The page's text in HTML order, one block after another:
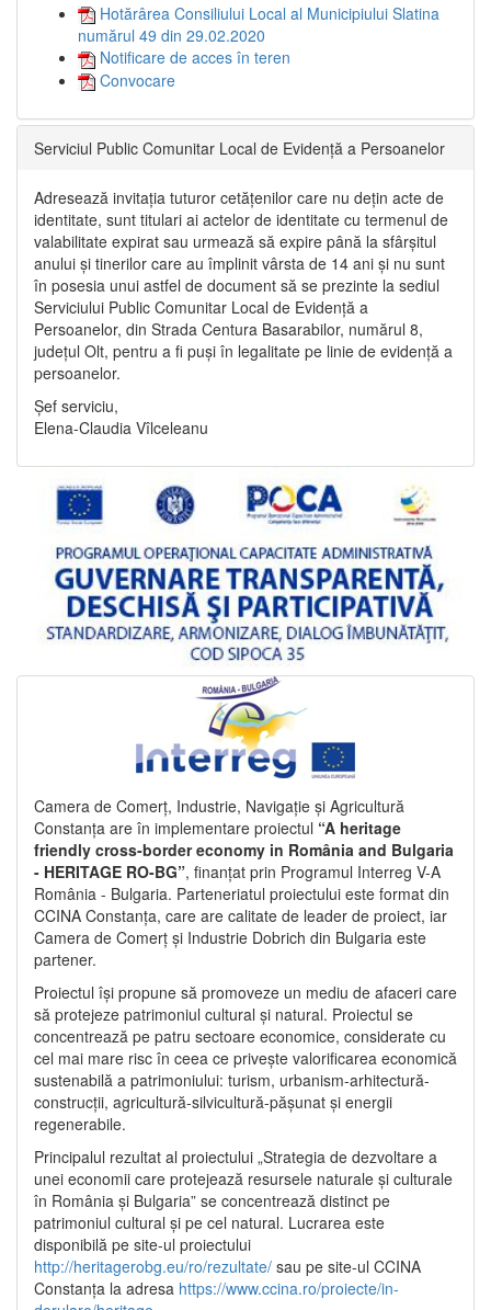
Hotărârea Consiliului Local al Municipiului Slatina
numărul 49 din 29.02.2020
Notificare de acces în teren
Convocare
Serviciul Public Comunitar Local de Evidență a Persoanelor
Adresează invitația tuturor cetățenilor care nu dețin acte de
identitate, sunt titulari ai actelor de identitate cu termenul de
valabilitate expirat sau urmează să expire până la sfârșitul
anului și tinerilor care au împlinit vârsta de 14 ani și nu sunt
în posesia unui astfel de document să se prezinte la sediul
Serviciului Public Comunitar Local de Evidență a
Persoanelor, din Strada Centura Basarabilor, numărul 8,
județul Olt, pentru a fi puși în legalitate pe linie de evidență a
persoanelor.
Șef serviciu,
Elena-Claudia Vîlceleanu
Camera de Comerț, Industrie, Navigație și Agricultură
Constanța are în implementare proiectul “A heritage
friendly cross-border economy in România and Bulgaria
- HERITAGE RO-BG”, finanțat prin Programul Interreg V-A
România - Bulgaria. Parteneriatul proiectului este format din
CCINA Constanța, care are calitate de leader de proiect, iar
Camera de Comerț și Industrie Dobrich din Bulgaria este
partener.
Proiectul își propune să promoveze un mediu de afaceri care
să protejeze patrimoniul cultural și natural. Proiectul se
concentrează pe patru sectoare economice, considerate cu
cel mai mare risc în ceea ce privește valorificarea economică
sustenabilă a patrimoniului: turism, urbanism-arhitectură-
construcții, agricultură-silvicultură-pășunat și energii
regenerabile.
Principalul rezultat al proiectului „Strategia de dezvoltare a
unei economii care protejează resursele naturale și culturale
în România și Bulgaria” se concentrează distinct pe
patrimoniul cultural și pe cel natural. Lucrarea este
disponibilă pe site-ul proiectului
http://heritagerobg.eu/ro/rezultate/ sau pe site-ul CCINA
Constanța la adresa https://www.ccina.ro/proiecte/in-